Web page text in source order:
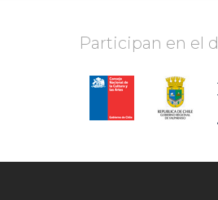
Participan en el